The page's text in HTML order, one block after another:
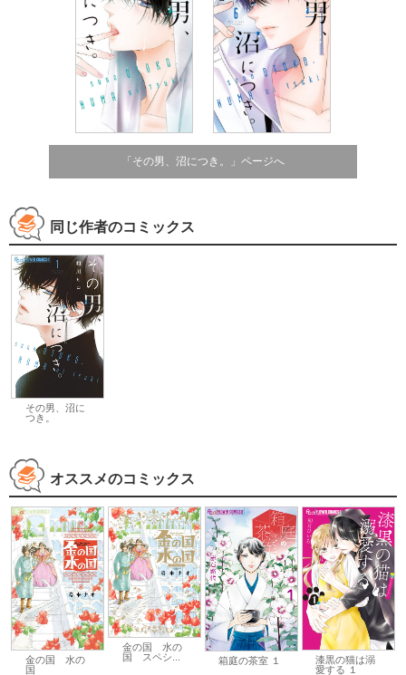
「その男、沼につき。」ページへ
同じ作者のコミックス
その男、沼に
つき。
オススメのコミックス
金の国 水の
国
金の国 水の
国 スペシ...
箱庭の茶室 １
漆黒の猫は溺
愛する １